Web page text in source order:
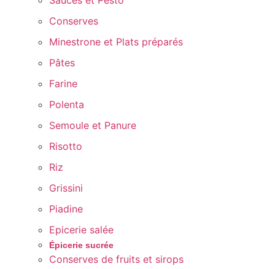
Conserves
Minestrone et Plats préparés
Pâtes
Farine
Polenta
Semoule et Panure
Risotto
Riz
Grissini
Piadine
Epicerie salée
Épicerie sucrée
Conserves de fruits et sirops